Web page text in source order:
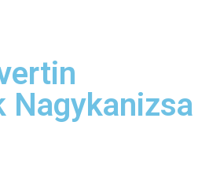
Nagykanizsa